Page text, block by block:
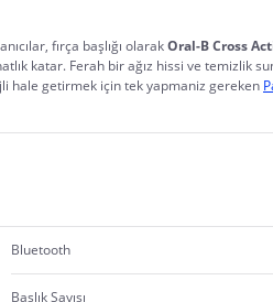
fırça başlığı olarak Oral-B Cross
katar. Ferah bir ağız hissi ve temizlik
hale getirmek için tek yapmaniz gereken
Bluetooth
Başlık Sayısı